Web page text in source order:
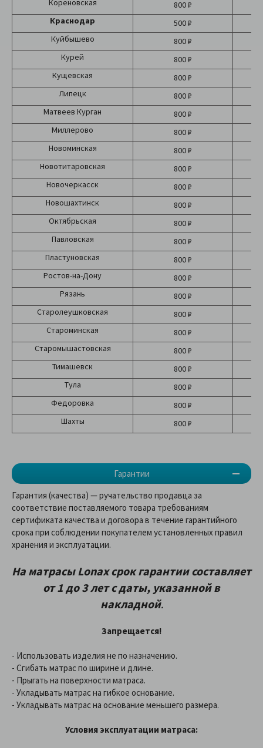
Гарантии
Кореновская
800 ₽
Краснодар
500 ₽
Куйбышево
800 ₽
Курей
800 ₽
Кущевская
800 ₽
Липецк
800 ₽
Матвеев Курган
800 ₽
Миллерово
800 ₽
Новоминская
800 ₽
Новотитаровская
800 ₽
Новочеркасск
800 ₽
Новошахтинск
800 ₽
Октябрьская
800 ₽
Павловская
800 ₽
Пластуновская
800 ₽
Ростов-на-Дону
800 ₽
Рязань
800 ₽
Старолеушковская
800 ₽
Староминская
800 ₽
Старомышастовская
800 ₽
Тимашевск
800 ₽
Тула
800 ₽
Федоровка
800 ₽
Шахты
800 ₽
Гарантия (качества) — ручательство продавца за
соответствие поставляемого товара требованиям
сертификата качества и договора в течение гарантийного
срока при соблюдении покупателем установленных правил
хранения и эксплуатации.
На матрасыLonaxсрок гарантии составляет
от 1 до 3 летс даты, указанной в
накладной.
Запрещается!
- Использовать изделия не по назначению.
- Сгибать матрас по ширине и длине.
- Прыгать на поверхности матраса.
- Укладывать матрас на гибкое основание.
- Укладывать матрас на основание меньшего размера.
Условия эксплуатации матраса: